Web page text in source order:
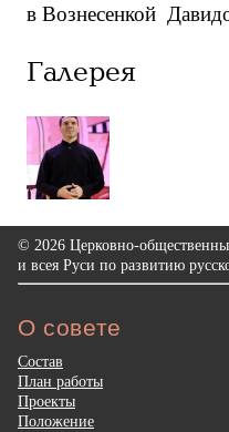
в Вознесенкой
Галерея
© 2026 Церковно-
и всея Руси по развитию
О совете
Состав
План работы
Проекты
Положение